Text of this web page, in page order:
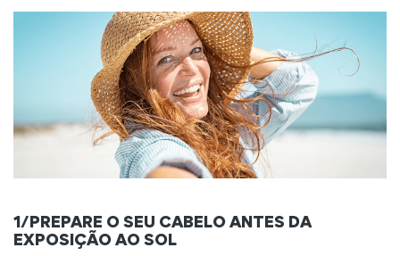
1/PREPARE O SEU CABELO ANTES DA
EXPOSIÇÃO AO SOL